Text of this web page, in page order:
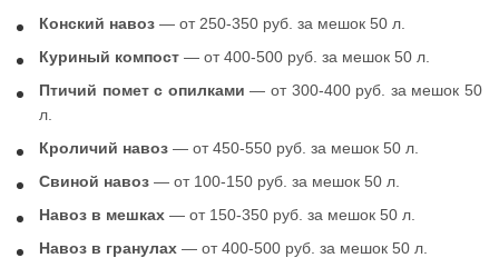
Конский навоз — от 250-350 руб. за мешок 50 л.
Куриный компост — от 400-500 руб. за мешок 50 л.
Птичий помет с опилками — от 300-400 руб. за мешок 50
л.
Кроличий навоз — от 450-550 руб. за мешок 50 л.
Свиной навоз — от 100-150 руб. за мешок 50 л.
Навоз в мешках — от 150-350 руб. за мешок 50 л.
Навоз в гранулах — от 400-500 руб. за мешок 50 л.